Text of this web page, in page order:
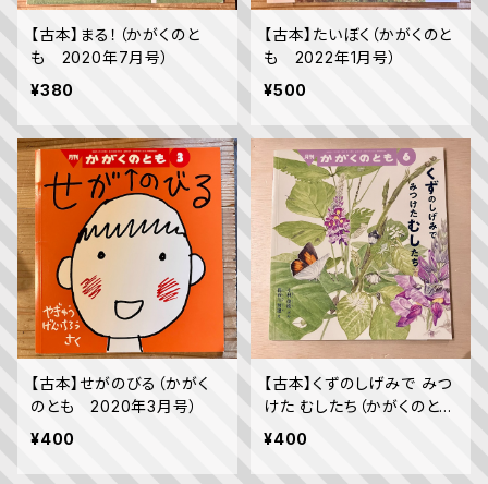
【古本】まる！（かがくのと
も 2020年7月号）
¥380
【古本】たいぼく（かがくのと
も 2022年1月号）
¥500
【古本】せがのびる（かがく
のとも 2020年3月号）
¥400
【古本】くずのしげみで みつ
けた むしたち（かがくのと
も 2020年6月号）
¥400